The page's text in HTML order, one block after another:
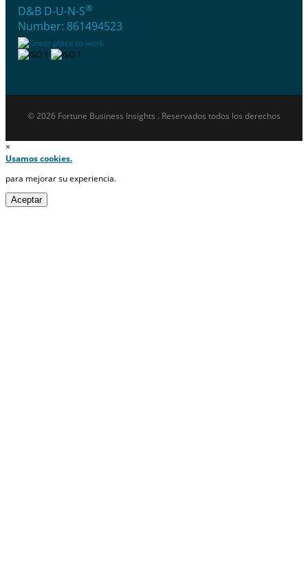
D&B D-U-N-S®
Number: 861494523
© 2026 Fortune Business Insights . Reservados todos los derechos
×
Usamos cookies.
para mejorar su experiencia.
Aceptar